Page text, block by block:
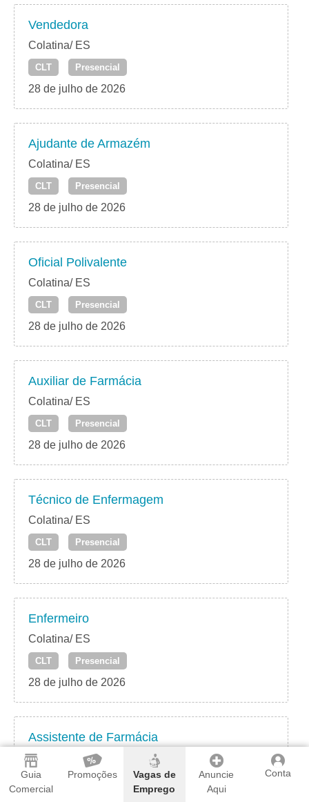
Guia
Comercial
Promoções
Vagas de
Emprego
Anuncie
Aqui
Conta
Vendedora
Colatina/ ES
CLT Presencial
28 de julho de 2026
Ajudante de Armazém
Colatina/ ES
CLT Presencial
28 de julho de 2026
Oficial Polivalente
Colatina/ ES
CLT Presencial
28 de julho de 2026
Auxiliar de Farmácia
Colatina/ ES
CLT Presencial
28 de julho de 2026
Técnico de Enfermagem
Colatina/ ES
CLT Presencial
28 de julho de 2026
Enfermeiro
Colatina/ ES
CLT Presencial
28 de julho de 2026
Assistente de Farmácia
Colatina/ ES
CLT Presencial